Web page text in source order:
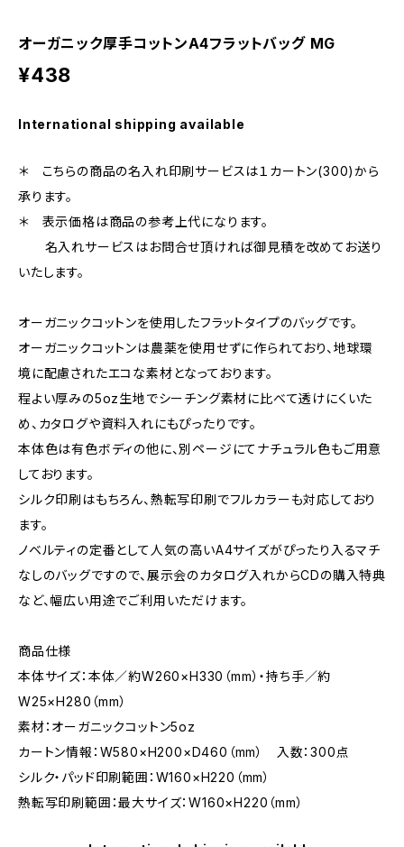
オーガニック厚手コットンA4フラットバッグ MG
¥438
International shipping available
＊ こちらの商品の名入れ印刷サービスは１カートン(300)から
承ります。
＊ 表示価格は商品の参考上代になります。
名入れサービスはお問合せ頂ければ御見積を改めてお送り
いたします。
オーガニックコットンを使用したフラットタイプのバッグです。
オーガニックコットンは農薬を使用せずに作られており、地球環
境に配慮されたエコな素材となっております。
程よい厚みの5oz生地でシーチング素材に比べて透けにくいた
め、カタログや資料入れにもぴったりです。
本体色は有色ボディの他に、別ページにてナチュラル色もご用意
しております。
シルク印刷はもちろん、熱転写印刷でフルカラーも対応しており
ます。
ノベルティの定番として人気の高いA4サイズがぴったり入るマチ
なしのバッグですので、展示会のカタログ入れからCDの購入特典
など、幅広い用途でご利用いただけます。
商品仕様
本体サイズ：本体／約W260×H330（mm）・持ち手／約
W25×H280（mm）
素材：オーガニックコットン5oz
カートン情報：W580×H200×D460（mm） 入数：300点
シルク・パッド印刷範囲：W160×H220（mm）
熱転写印刷範囲：最大サイズ：W160×H220（mm）